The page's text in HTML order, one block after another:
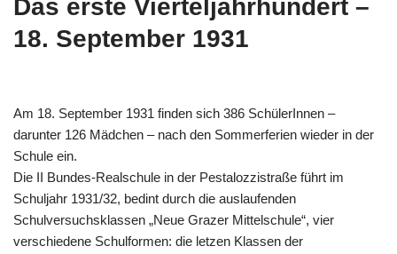
Das erste Vierteljahrhundert –
18. September 1931
Am 18. September 1931 finden sich 386 SchülerInnen –
darunter 126 Mädchen – nach den Sommerferien wieder in der
Schule ein.
Die II Bundes-Realschule in der Pestalozzistraße führt im
Schuljahr 1931/32, bedint durch die auslaufenden
Schulversuchsklassen „Neue Grazer Mittelschule“, vier
verschiedene Schulformen: die letzen Klassen der